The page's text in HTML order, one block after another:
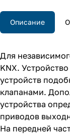
Описание
Для
KNX.
устройств
клапанами.
устройства
приводов
На передней